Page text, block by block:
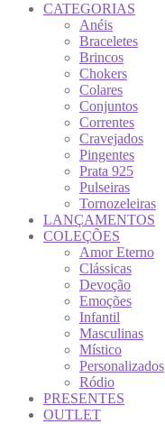
CATEGORIAS
Anéis
Braceletes
Brincos
Chokers
Colares
Conjuntos
Correntes
Cravejados
Pingentes
Prata 925
Pulseiras
Tornozeleiras
LANÇAMENTOS
COLEÇÕES
Amor Eterno
Clássicas
Devoção
Emoções
Infantil
Masculinas
Místico
Personalizados
Ródio
PRESENTES
OUTLET